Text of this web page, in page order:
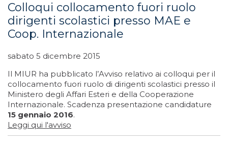
Colloqui collocamento fuori ruolo
dirigenti scolastici presso MAE e
Coop. Internazionale
sabato 5 dicembre 2015
Il MIUR ha pubblicato l’Avviso relativo ai colloqui per il
collocamento fuori ruolo di dirigenti scolastici presso il
Ministero degli Affari Esteri e della Cooperazione
Internazionale. Scadenza presentazione candidature
15 gennaio 2016.
Leggi qui l'avviso